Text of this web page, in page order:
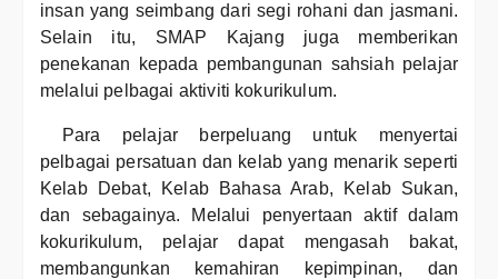
insan yang seimbang dari segi rohani dan jasmani.
Selain itu, SMAP Kajang juga memberikan
penekanan kepada pembangunan sahsiah pelajar
melalui pelbagai aktiviti kokurikulum.
Para pelajar berpeluang untuk menyertai
pelbagai persatuan dan kelab yang menarik seperti
Kelab Debat, Kelab Bahasa Arab, Kelab Sukan,
dan sebagainya. Melalui penyertaan aktif dalam
kokurikulum, pelajar dapat mengasah bakat,
membangunkan kemahiran kepimpinan, dan